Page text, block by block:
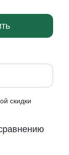
скидки